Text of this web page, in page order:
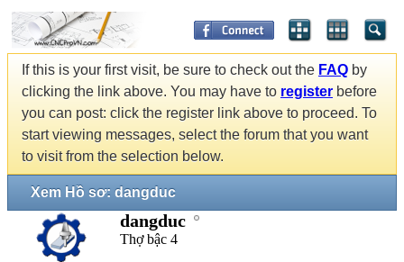
If this is your first visit, be sure to check out the FAQ by
clicking the link above. You may have to register before
you can post: click the register link above to proceed. To
start viewing messages, select the forum that you want
to visit from the selection below.
Xem Hồ sơ: dangduc
dangduc
Thợ bậc 4